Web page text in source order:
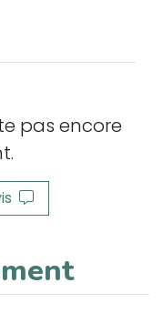
pas encore